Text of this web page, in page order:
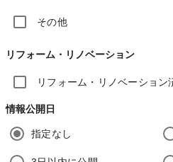
その他
リフォーム・リノベーション
リフォーム・リノベーション
情報公開日
指定なし